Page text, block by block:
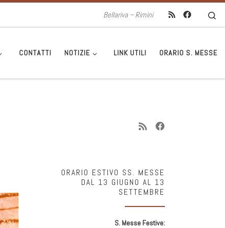
Bellariva – Rimini
CONTATTI NOTIZIE LINK UTILI ORARIO S. MESSE
ORARIO ESTIVO SS. MESSE
DAL 13 GIUGNO AL 13
SETTEMBRE
S. Messe Festive: